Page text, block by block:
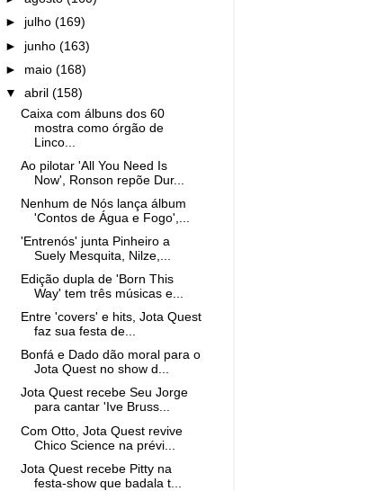
► julho(169)
► junho(163)
► maio(168)
▼abril(158)
Caixa com álbuns dos 60
mostra como órgão de
Linco...
Ao pilotar 'All You Need Is
Now', Ronson repõe Dur...
Nenhum de Nós lança álbum
'Contos de Água e Fogo',...
'Entrenós' junta Pinheiro a
Suely Mesquita, Nilze,...
Edição dupla de 'Born This
Way' tem três músicas e...
Entre 'covers' e hits, Jota Quest
faz sua festa de...
Bonfá e Dado dão moral para o
Jota Quest no show d...
Jota Quest recebe Seu Jorge
para cantar 'Ive Bruss...
Com Otto, Jota Quest revive
Chico Science na prévi...
Jota Quest recebe Pitty na
festa-show que badala t...